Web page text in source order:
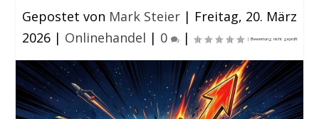
Gepostet von Mark Steier | Freitag, 20. März
2026| Onlinehandel | 0 |